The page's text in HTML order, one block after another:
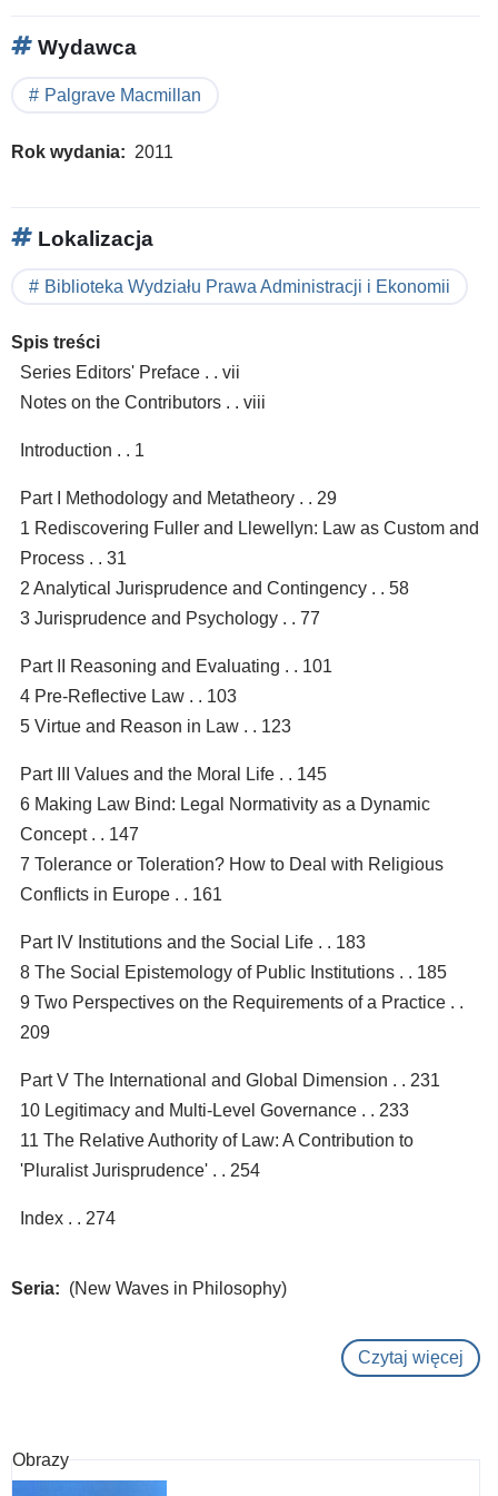
Wydawca
Palgrave Macmillan
Rok wydania 2011
Lokalizacja
Biblioteka Wydziału Prawa Administracji i Ekonomii
Spis treści
Series Editors' Preface . . vii
Notes on the Contributors . . viii
Introduction . . 1
Part I Methodology and Metatheory . . 29
1 Rediscovering Fuller and Llewellyn: Law as Custom and
Process . . 31
2 Analytical Jurisprudence and Contingency . . 58
3 Jurisprudence and Psychology . . 77
Part II Reasoning and Evaluating . . 101
4 Pre-Reflective Law . . 103
5 Virtue and Reason in Law . . 123
Part III Values and the Moral Life . . 145
6 Making Law Bind: Legal Normativity as a Dynamic
Concept . . 147
7 Tolerance or Toleration? How to Deal with Religious
Conflicts in Europe . . 161
Part IV Institutions and the Social Life . . 183
8 The Social Epistemology of Public Institutions . . 185
9 Two Perspectives on the Requirements of a Practice . .
209
Part V The International and Global Dimension . . 231
10 Legitimacy and Multi-Level Governance . . 233
11 The Relative Authority of Law: A Contribution to
'Pluralist Jurisprudence' . . 254
Index . . 274
Seria (New Waves in Philosophy)
Czytaj więcej
Obrazy